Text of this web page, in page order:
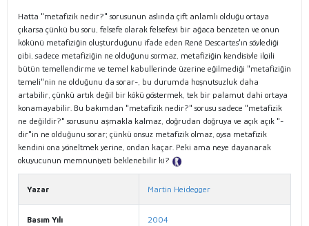
Hatta "metafizik nedir?" sorusunun aslında çift anlamlı olduğu ortaya
çıkarsa çünkü bu soru, felsefe olarak felsefeyi bir ağaca benzeten ve onun
kökünü metafiziğin oluşturduğunu ifade eden René Descartes'ın söylediği
gibi, sadece metafiziğin ne olduğunu sormaz, metafiziğin kendisiyle ilgili
bütün temellendirme ve temel kabullerinde üzerine eğilmediği "metafiziğin
temeli"nin ne olduğunu da sorar-, bu durumda hoşnutsuzluk daha
artabilir, çünkü artık değil bir kökü göstermek, tek bir palamut dahi ortaya
konamayabilir. Bu bakımdan "metafizik nedir?" sorusu sadece "metafizik
ne değildir?" sorusunu aşmakla kalmaz, doğrudan doğruya ve açık açık "-
dir"in ne olduğunu sorar; çünkü onsuz metafizik olmaz, oysa metafizik
kendini ona yöneltmek yerine, ondan kaçar. Peki ama neye dayanarak
okuyucunun memnuniyeti beklenebilir ki?
Yazar Martin Heidegger
Basım Yılı 2004